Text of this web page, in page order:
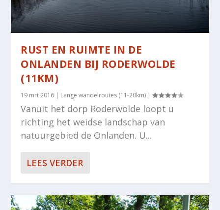
RUST EN RUIMTE IN DE
ONLANDEN BIJ RODERWOLDE
(11KM)
19 mrt 2016 | Lange wandelroutes (11-20km) |
Vanuit het dorp Roderwolde loopt u
richting het weidse landschap van
natuurgebied de Onlanden. U...
LEES VERDER